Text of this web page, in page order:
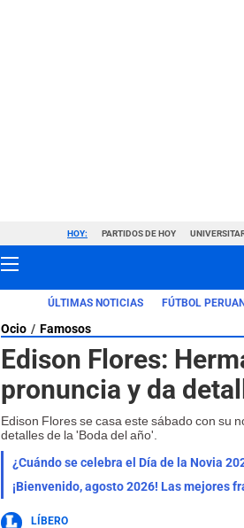
HOY: PARTIDOS DE HOY
ÚLTIMAS NOTICIAS FÚTBOL
Ocio Famosos
Edison Flores:
pronuncia y da
Edison Flores se casa este sábado con su
detalles de la 'Boda del año'.
¿Cuándo se celebra el Día de la Novia
LÍBERO